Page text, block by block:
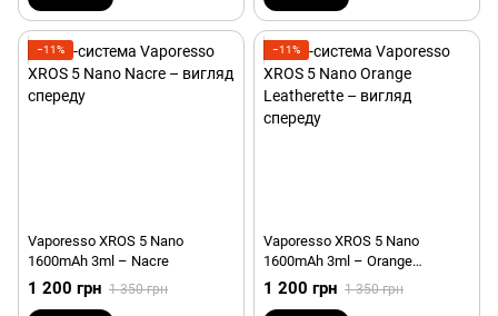
−11%
Vaporesso XROS 5 Nano
1600mAh 3ml – Nacre
1 200 грн 1 350 грн
−11%
Vaporesso XROS 5 Nano
1600mAh 3ml – Orange
Leatherette
1 200 грн 1 350 грн